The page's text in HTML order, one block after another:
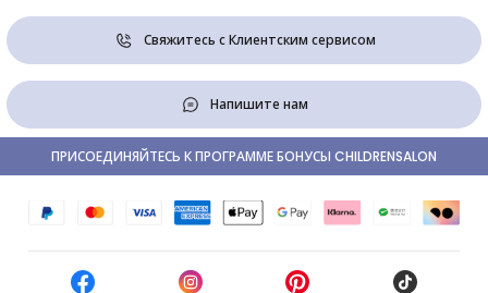
Свяжитесь с Клиентским сервисом
Напишите нам
ПРИСОЕДИНЯЙТЕСЬ К ПРОГРАММЕ БОНУСЫ CHILDRENSALON